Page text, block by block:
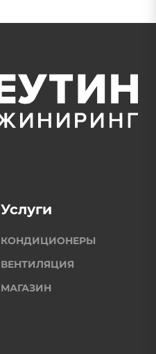
Услуги
КОНДИЦИОНЕРЫ
ВЕНТИЛЯЦИЯ
МАГАЗИН